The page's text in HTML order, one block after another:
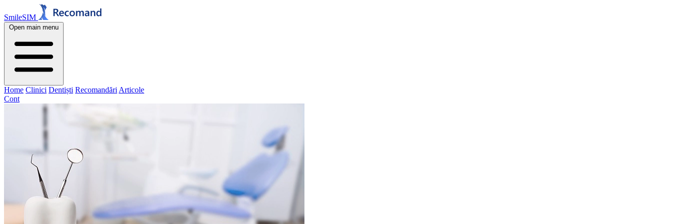
SmileSIM
Open main menu
Home Clinici Dentiști Recomandări Articole
Cont